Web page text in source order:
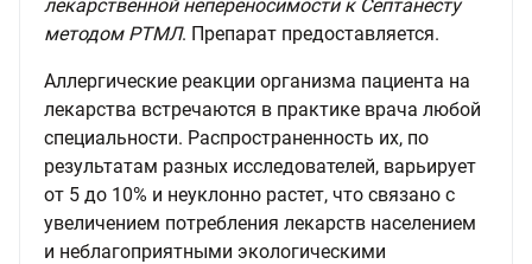
лекарственной непереносимости к Септанесту
методом РТМЛ. Препарат предоставляется.
Аллергические реакции организма пациента на
лекарства встречаются в практике врача любой
специальности. Распространенность их, по
результатам разных исследователей, варьирует
от 5 до 10% и неуклонно растет, что связано с
увеличением потребления лекарств населением
и неблагоприятными экологическими